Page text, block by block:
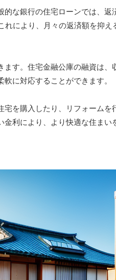
な銀行の住宅ローンでは、
により、月々の返済額を抑
す。住宅金融公庫の融資は
に対応することができます。
を購入したり、リフォーム
利により、より快適な住まい